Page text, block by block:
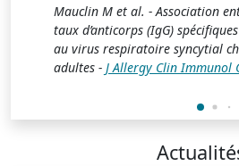
Occup
Mauclin M et al. - Association
taux d’anticorps (IgG)
au virus respiratoire syncytial
adultes - J Allergy Clin Immunol
Occup
J Allergy Clin Immunol